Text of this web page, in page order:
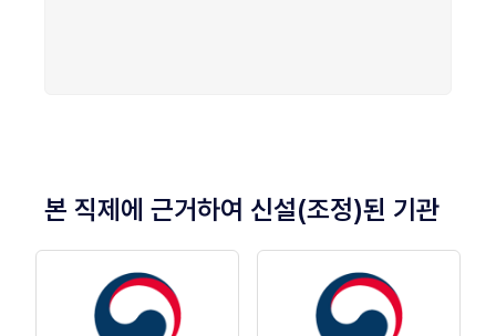
본 직제에 근거하여 신설(조정)된 기관